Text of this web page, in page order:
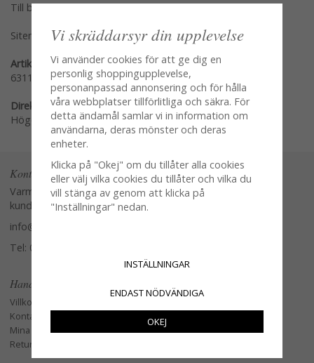
Till butikens startsida »
Sitemap »
Artikelnummer:
63115-01
Direktlänk:
Högerklicka och kopiera adressen
Kontakta oss
Varmt välkommen att kontakta vår
kundtjänst.
info@glasverandan.se
Tel: 079-3495968
Handla
Villkor
Kontakta oss
Mina favoriter
Retur och Reklamation
Vi skräddarsyr din upplevelse
Vi använder cookies för att ge dig en
personlig shoppingupplevelse,
personanpassad annonsering och för hålla
våra webbplatser tillförlitliga och säkra. För
detta ändamål samlar vi in information om
användarna, deras mönster och deras
enheter.
Klicka på "Okej" om du tillåter alla cookies
eller välj vilka cookies du tillåter och vilka du
vill stänga av genom att klicka på
"Inställningar" nedan.
INSTÄLLNINGAR
ENDAST NÖDVÄNDIGA
OKEJ